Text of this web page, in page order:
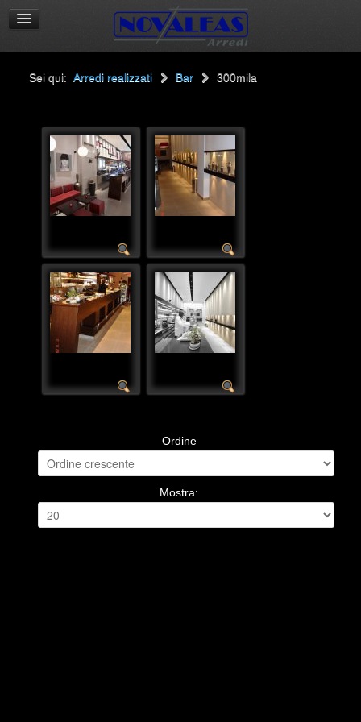
Sei qui:Arredi realizzati Bar 300mila
Ordine
Mostra: